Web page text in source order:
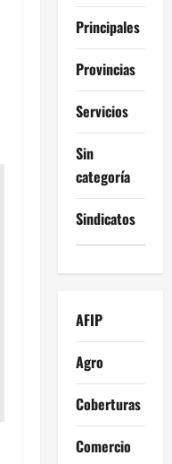
Principales
Provincias
Servicios
Sin
categoría
Sindicatos
AFIP
Agro
Coberturas
Comercio